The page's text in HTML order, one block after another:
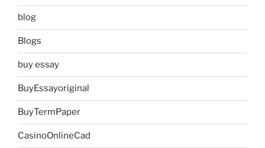
blog
Blogs
buy essay
BuyEssayoriginal
BuyTermPaper
CasinoOnlineCad